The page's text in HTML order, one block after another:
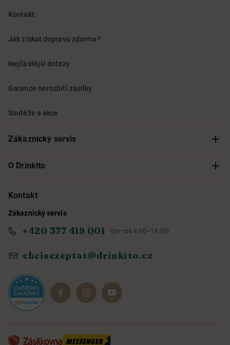
Kontakt
Jak získat dopravu zdarma?
Nejčastější dotazy
Garance nerozbití zásilky
Soutěže a akce
Zákaznický servis
Sledování objednávky
Obchodní podmínky
Ochrana osobních údajů
Reklamace a vrácení
O Drinkito
O nás
Informace o přístupnosti služby
Dárkové sady
Kontakt
Zákaznický servis
+420 377 419 001 (po–pá 9:00–16:00)
chcisezeptat@drinkito.cz